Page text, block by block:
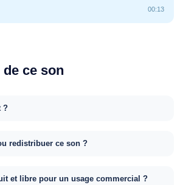
00:13
ce son
?
redistribuer ce son ?
et libre pour un usage commercial ?